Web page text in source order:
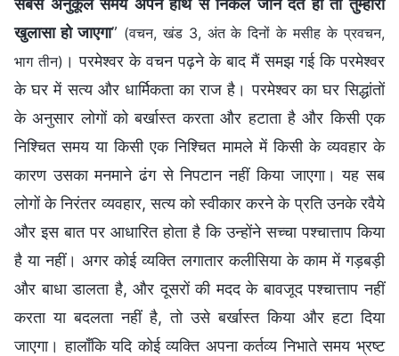
खुलासा हो जाएगा” (वचन, खंड 3, अंत के दिनों के मसीह के प्रवचन,
भाग तीन) । परमेश्वर के वचन पढ़ने के बाद मैं समझ गई कि परमेश्वर
के घर में सत्य और धार्मिकता का राज है। परमेश्वर का घर सिद्धांतों
के अनुसार लोगों को बर्खास्त करता और हटाता है और किसी एक
निश्चित समय या किसी एक निश्चित मामले में किसी के व्यवहार के
कारण उसका मनमाने ढंग से निपटान नहीं किया जाएगा। यह सब
लोगों के निरंतर व्यवहार, सत्य को स्वीकार करने के प्रति उनके रवैये
और इस बात पर आधारित होता है कि उन्होंने सच्चा पश्चात्ताप किया
है या नहीं। अगर कोई व्यक्ति लगातार कलीसिया के काम में गड़बड़ी
और बाधा डालता है, और दूसरों की मदद के बावजूद पश्चात्ताप नहीं
करता या बदलता नहीं है, तो उसे बर्खास्त किया और हटा दिया
जाएगा। हालाँकि यदि कोई व्यक्ति अपना कर्तव्य निभाते समय भ्रष्ट